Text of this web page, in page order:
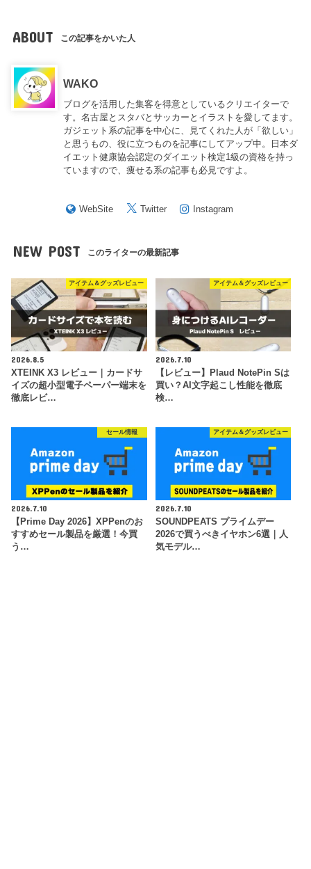
ABOUT この記事をかいた人
WAKO
ブログを活用した集客を得意としているクリエイターで
す。名古屋とスタバとサッカーとイラストを愛してます。
ガジェット系の記事を中心に、見てくれた人が「欲しい」
と思うもの、役に立つものを記事にしてアップ中。日本ダ
イエット健康協会認定のダイエット検定1級の資格を持っ
ていますので、痩せる系の記事も必見ですよ。
WebSite Twitter Instagram
NEW POST このライターの最新記事
アイテム＆グッズレビュー
2026.8.5
XTEINK X3 レビュー｜カードサ
イズの超小型電子ペーパー端末を
徹底レビ…
アイテム＆グッズレビュー
2026.7.10
【レビュー】Plaud NotePin Sは
買い？AI文字起こし性能を徹底
検…
セール情報
2026.7.10
【Prime Day 2026】XPPenのお
すすめセール製品を厳選！今買
う…
アイテム＆グッズレビュー
2026.7.10
SOUNDPEATS プライムデー
2026で買うべきイヤホン6選｜人
気モデル…